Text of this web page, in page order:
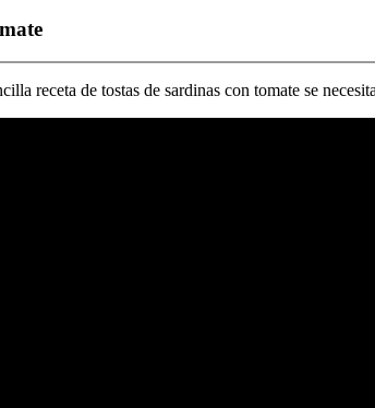
receta de tostas de sardinas con tomate se